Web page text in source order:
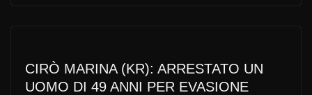
CIRÒ MARINA (KR): ARRESTATO UN
UOMO DI 49 ANNI PER EVASIONE